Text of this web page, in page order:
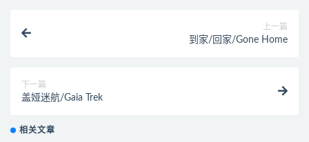
上一篇
到家/回家/Gone Home
下一篇
盖娅迷航/Gaia Trek
相关文章